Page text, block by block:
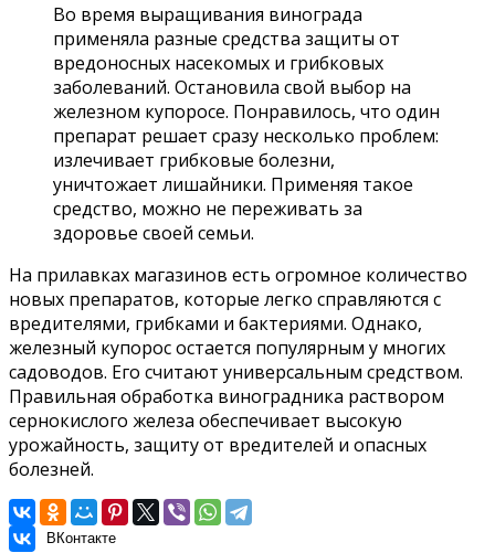
Во время выращивания винограда
применяла разные средства защиты от
вредоносных насекомых и грибковых
заболеваний. Остановила свой выбор на
железном купоросе. Понравилось, что один
препарат решает сразу несколько проблем:
излечивает грибковые болезни,
уничтожает лишайники. Применяя такое
средство, можно не переживать за
здоровье своей семьи.
На прилавках магазинов есть огромное количество
новых препаратов, которые легко справляются с
вредителями, грибками и бактериями. Однако,
железный купорос остается популярным у многих
садоводов. Его считают универсальным средством.
Правильная обработка виноградника раствором
сернокислого железа обеспечивает высокую
урожайность, защиту от вредителей и опасных
болезней.
ВКонтакте